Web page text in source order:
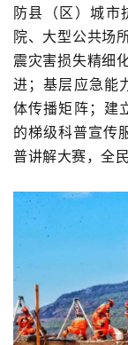
防县（区）城市
院、大型公共场
震灾害损失精细
进；基层应急能
体传播矩阵；建
的梯级科普宣传
普讲解大赛，全